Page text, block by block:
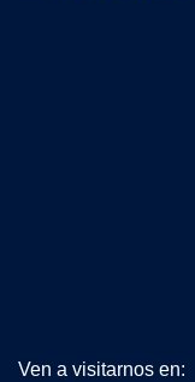
Ven a visitarnos en: